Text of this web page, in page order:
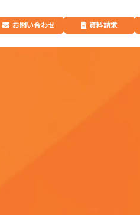
お問い合わせ 資料請求